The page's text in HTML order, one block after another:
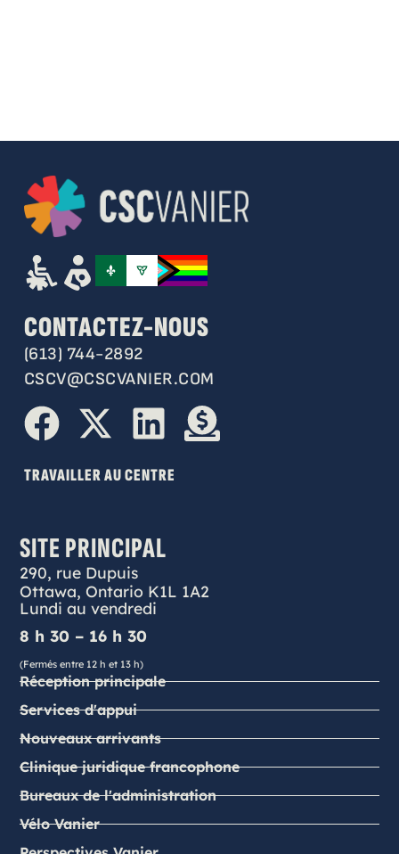
CONTACTEZ-NOUS
(613) 744-2892
CSCV@CSCVANIER.COM
TRAVAILLER AU CENTRE
SITE PRINCIPAL
290, rue Dupuis
Ottawa, Ontario K1L 1A2
Lundi au vendredi
8 h 30 – 16 h 30
(Fermés entre 12 h et 13 h)
Réception principale
Services d'appui
Nouveaux arrivants
Clinique juridique francophone
Bureaux de l'administration
Vélo Vanier